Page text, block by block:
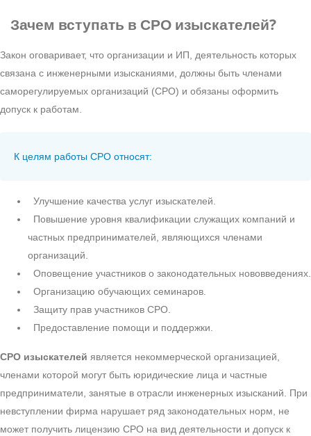
Зачем вступать в СРО изыскателей?
Закон оговаривает, что организации и ИП, деятельность которых
связана с инженерными изысканиями, должны быть членами
саморегулируемых организаций (СРО) и обязаны оформить
допуск к работам.
К целям работы СРО относят:
Улучшение качества услуг изыскателей.
Повышение уровня квалификации служащих компаний и
частных предпринимателей, являющихся членами
организаций.
Оповещение участников о законодательных нововведениях.
Организацию обучающих семинаров.
Защиту прав участников СРО.
Предоставление помощи и поддержки.
СРО изыскателей является некоммерческой организацией,
членами которой могут быть юридические лица и частные
предприниматели, занятые в отрасли инженерных изысканий. При
невступлении фирма нарушает ряд законодательных норм, не
может получить лицензию СРО на вид деятельности и допуск к